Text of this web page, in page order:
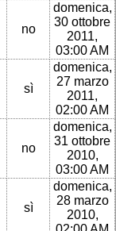
no
domenica,
30 ottobre
2011,
03:00 AM
sì
domenica,
27 marzo
2011,
02:00 AM
no
domenica,
31 ottobre
2010,
03:00 AM
sì
domenica,
28 marzo
2010,